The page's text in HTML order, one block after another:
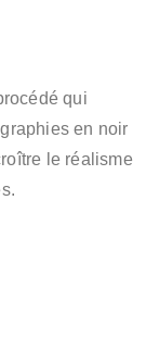
qui
en noir
le réalisme